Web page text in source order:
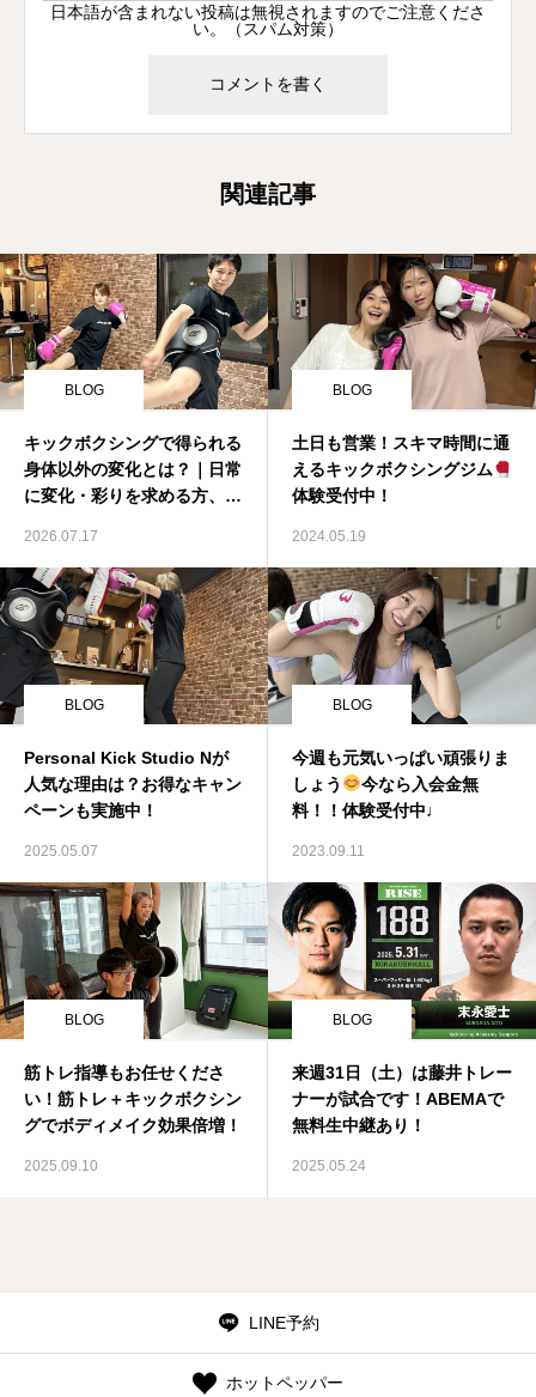
日本語が含まれない投稿は無視されますのでご注意くださ
い。（スパム対策）
関連記事
BLOG
キックボクシングで得られる
身体以外の変化とは？｜日常
に変化・彩りを求める方、集
2026.07.17
BLOG
土日も営業！スキマ時間に通
えるキックボクシングジム
体験受付中！
2024.05.19
BLOG
Personal Kick Studio Nが
人気な理由は？お得なキャン
ペーンも実施中！
2025.05.07
BLOG
今週も元気いっぱい頑張りま
しょう
今なら入会金無
料！！体験受付中♩
2023.09.11
BLOG
筋トレ指導もお任せくださ
い！筋トレ＋キックボクシン
グでボディメイク効果倍増！
2025.09.10
BLOG
来週31日（土）は藤井トレー
ナーが試合です！ABEMAで
無料生中継あり！
2025.05.24
LINE予約
ホットペッパー